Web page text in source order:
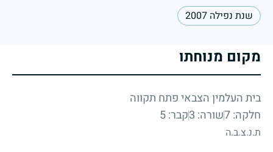
שנת נפילה 2007
מקום מנוחתו
בית העלמין הצבאי פתח תקווה
חלקה: 7
שורה: 3 קבר: 5
ת.נ.צ.ב.ה